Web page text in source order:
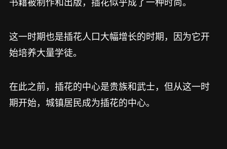
这一时期也是插花人口大幅增长的时期，因为它开
始培养大量学徒。
在此之前，插花的中心是贵族和武士，但从这一时
期开始，城镇居民成为插花的中心。